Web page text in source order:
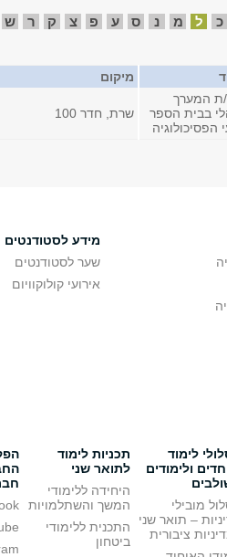
כ ל מ נ ס ע פ צ ק ר ש
מיקום
ת המערך
בבית הספר
הפסיכולוגיה
שרת, חדר 100
מידע לסטודנטים
שער לסטודנטים
אירועי קולוקוויום
לימוד
ולימודים
מובילי
– תואר שני
ציבורית
תכניות לימוד
לתואר שני
היחידה ללימודי
המשך והשתלמויות
התכנית ללימודי
ביטחון